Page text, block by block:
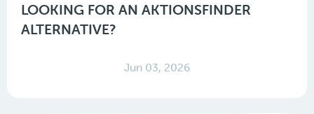
LOOKING FOR AN AKTIONSFINDER
ALTERNATIVE?
Jun 03, 2026